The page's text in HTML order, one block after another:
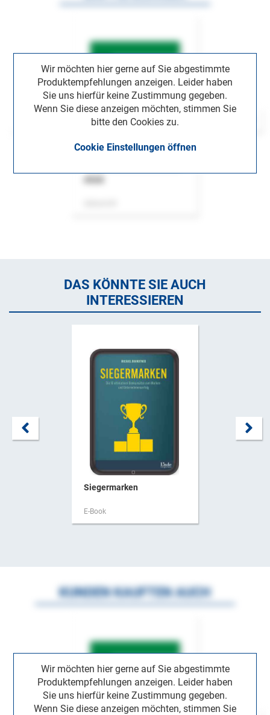
Wir möchten hier gerne auf Sie abgestimmte
Produktempfehlungen anzeigen. Leider haben
Sie uns hierfür keine Zustimmung gegeben.
Wenn Sie diese anzeigen möchten, stimmen Sie
bitte den Cookies zu.
Cookie Einstellungen öffnen
DAS KÖNNTE SIE AUCH
INTERESSIEREN
Siegermarken
E-Book
Wir möchten hier gerne auf Sie abgestimmte
Produktempfehlungen anzeigen. Leider haben
Sie uns hierfür keine Zustimmung gegeben.
Wenn Sie diese anzeigen möchten, stimmen Sie
KUNDEN KAUFTEN AUCH